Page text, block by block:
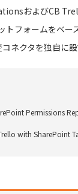
およびCB
フォームをベー
ネクタを独自に設
Permissions
with SharePoint